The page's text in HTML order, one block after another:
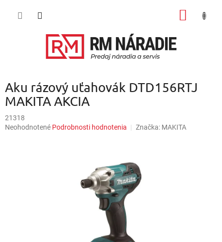
Aku rázový uťahovák DTD156RTJ
MAKITA AKCIA
21318
Priemerné
Neohodnotené Podrobnosti hodnotenia Značka: MAKITA